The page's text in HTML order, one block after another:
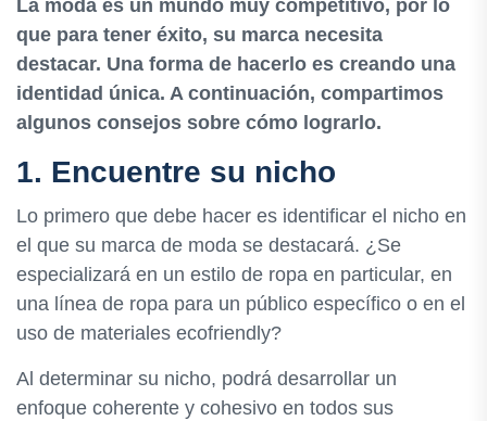
La moda es un mundo muy competitivo, por lo
que para tener éxito, su marca necesita
destacar. Una forma de hacerlo es creando una
identidad única. A continuación, compartimos
algunos consejos sobre cómo lograrlo.
1. Encuentre su nicho
Lo primero que debe hacer es identificar el nicho en
el que su marca de moda se destacará. ¿Se
especializará en un estilo de ropa en particular, en
una línea de ropa para un público específico o en el
uso de materiales ecofriendly?
Al determinar su nicho, podrá desarrollar un
enfoque coherente y cohesivo en todos sus